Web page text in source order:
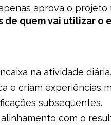
aprova o projeto
de quem vai utilizar o
na atividade diária.
e criam experiências
subsequentes.
com o